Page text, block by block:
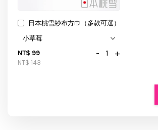
日本桃雪紗布方巾（多款可選）
NT$ 99
NT$ 143
- +